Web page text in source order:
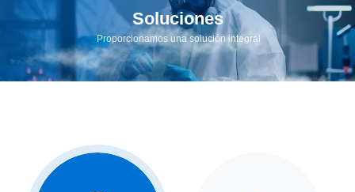
Soluciones
Proporcionamos una solución integral